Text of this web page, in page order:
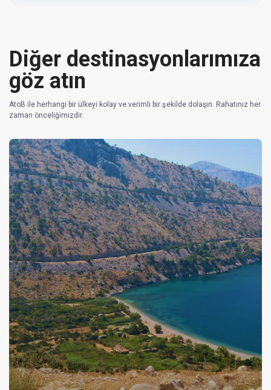
Diğer destinasyonlarımıza
göz atın
AtoB ile herhangi bir ülkeyi kolay ve verimli bir şekilde dolaşın. Rahatınız her
zaman önceliğimizdir.